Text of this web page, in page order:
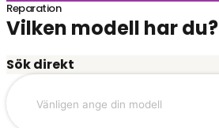
Reparation
Vilken modell har du?
Sök direkt